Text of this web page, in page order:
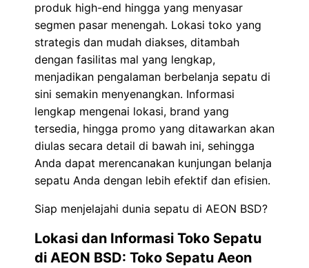
produk high-end hingga yang menyasar
segmen pasar menengah. Lokasi toko yang
strategis dan mudah diakses, ditambah
dengan fasilitas mal yang lengkap,
menjadikan pengalaman berbelanja sepatu di
sini semakin menyenangkan. Informasi
lengkap mengenai lokasi, brand yang
tersedia, hingga promo yang ditawarkan akan
diulas secara detail di bawah ini, sehingga
Anda dapat merencanakan kunjungan belanja
sepatu Anda dengan lebih efektif dan efisien.
Siap menjelajahi dunia sepatu di AEON BSD?
Lokasi dan Informasi Toko Sepatu
di AEON BSD: Toko Sepatu Aeon